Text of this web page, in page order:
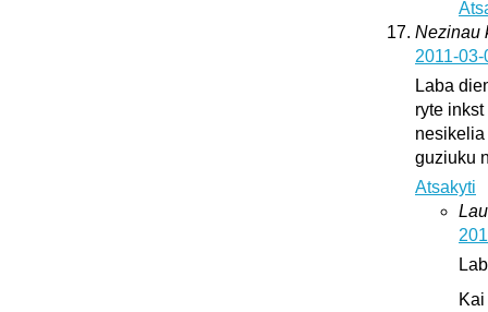
Nezinau
2011-
Laba
ryte
guziuku
Atsakyti